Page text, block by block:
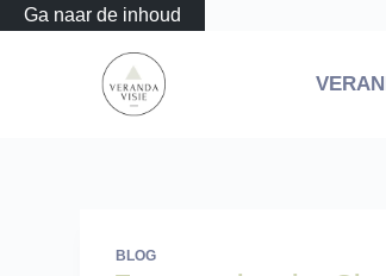
Ga naar de inhoud
BLOG